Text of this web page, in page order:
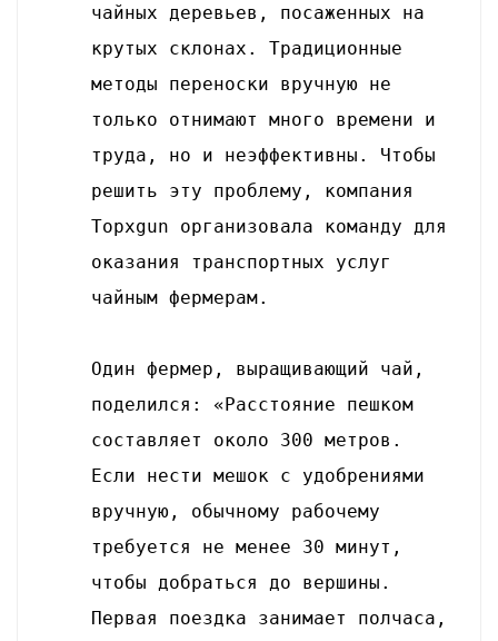
чайных деревьев, посаженных на
крутых склонах. Традиционные
методы переноски вручную не
только отнимают много времени и
труда, но и неэффективны. Чтобы
решить эту проблему, компания
Topxgun организовала команду для
оказания транспортных услуг
чайным фермерам.
Один фермер, выращивающий чай,
поделился: «Расстояние пешком
составляет около 300 метров.
Если нести мешок с удобрениями
вручную, обычному рабочему
требуется не менее 30 минут,
чтобы добраться до вершины.
Первая поездка занимает полчаса,